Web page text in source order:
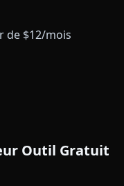
de $12/mois
Outil Gratuit